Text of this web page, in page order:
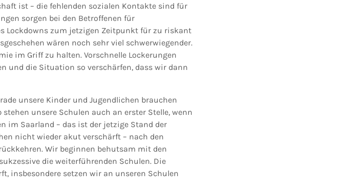
ist – die fehlenden sozialen Kontakte sind für
sorgen bei den Betroffenen für
Lockdowns zum jetzigen Zeitpunkt für zu riskant
wären noch sehr viel schwerwiegender.
im Griff zu halten. Vorschnelle Lockerungen
und die Situation so verschärfen, dass wir dann
unsere Kinder und Jugendlichen brauchen
unsere Schulen auch an erster Stelle, wenn
im Saarland – das ist der jetzige Stand der
nicht wieder akut verschärft – nach den
Wir beginnen behutsam mit den
die weiterführenden Schulen. Die
insbesondere setzen wir an unseren Schulen